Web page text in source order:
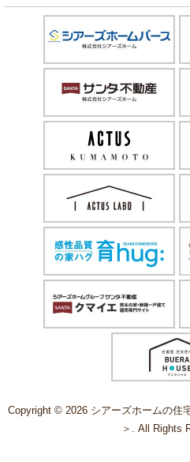
Copyright © 2026 シアーズホームの住
＞. All Rights